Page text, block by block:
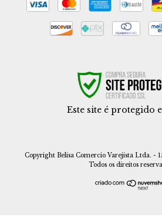
Este site é protegido
Copyright Belisa Comercio Varejista Ltda. -
Todos os direitos